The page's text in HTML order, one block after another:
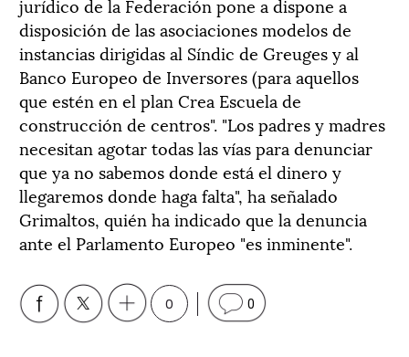
jurídico de la Federación pone a dispone a
disposición de las asociaciones modelos de
instancias dirigidas al Síndic de Greuges y al
Banco Europeo de Inversores (para aquellos
que estén en el plan Crea Escuela de
construcción de centros". "Los padres y madres
necesitan agotar todas las vías para denunciar
que ya no sabemos donde está el dinero y
llegaremos donde haga falta", ha señalado
Grimaltos, quién ha indicado que la denuncia
ante el Parlamento Europeo "es inminente".
0 0